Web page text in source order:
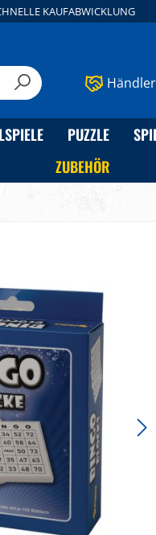
KAUFABWICKLUNG
PUZZLE
ZUBEHÖR